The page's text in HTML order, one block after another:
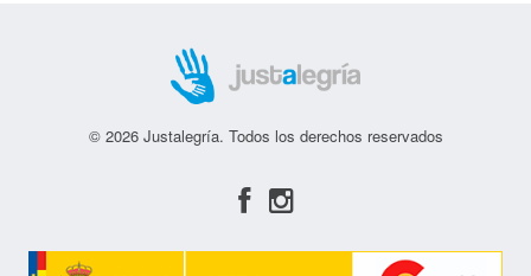
© 2026 Justalegría. Todos los derechos reservados